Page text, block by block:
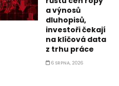
a výnosů
dluhopisů,
investoři čekají
na klíčová data
z trhu práce
6 SRPNA, 2026